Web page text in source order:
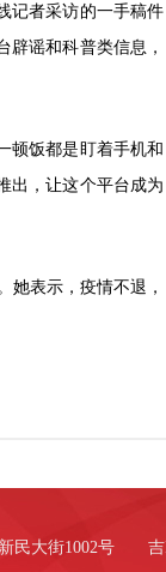
记者采访的一手稿件
辟谣和科普类信息，
饭都是盯着手机和
出，让这个平台成为
表示，疫情不退，
新民大街1002号